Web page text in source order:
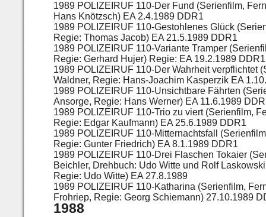
1989 POLIZEIRUF 110-Der Fund (Serienfilm,
Hans Knötzsch) EA 2.4.1989 DDR1
1989 POLIZEIRUF 110-Gestohlenes Glück
Regie: Thomas Jacob) EA 21.5.1989 DDR1
1989 POLIZEIRUF 110-Variante Tramper
Regie: Gerhard Hujer) Regie: EA 19.2.1989 DDR1
1989 POLIZEIRUF 110-Der Wahrheit verpflichtet
Waldner, Regie: Hans-Joachim Kasperzik EA
1989 POLIZEIRUF 110-Unsichtbare Fährten
Ansorge, Regie: Hans Werner) EA 11.6.1989
1989 POLIZEIRUF 110-Trio zu viert (Serienfilm,
Regie: Edgar Kaufmann) EA 25.6.1989 DDR1
1989 POLIZEIRUF 110-Mitternachtsfall
Regie: Gunter Friedrich) EA 8.1.1989 DDR1
1989 POLIZEIRUF 110-Drei Flaschen Tokaier
Beichler, Drehbuch: Udo Witte und Rolf
Regie: Udo Witte) EA 27.8.1989
1989 POLIZEIRUF 110-Katharina (Serienfilm,
Frohriep, Regie: Georg Schiemann) 27.10.1989
1988